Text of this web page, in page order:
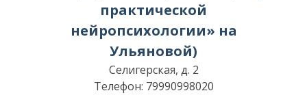
практической
нейропсихологии» на
Ульяновой)
Селигерская, д. 2
Телефон: 79990998020